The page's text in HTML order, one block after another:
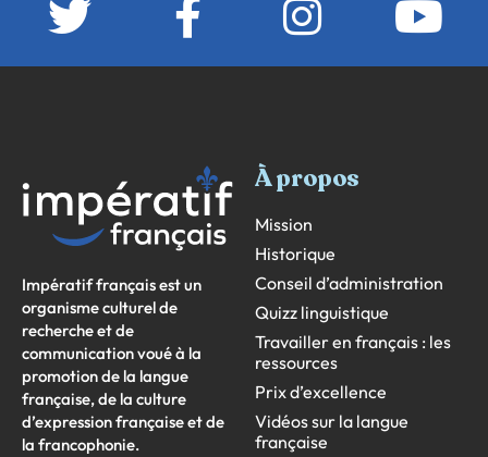
Impératif français est un
organisme culturel de
recherche et de
communication voué à la
promotion de la langue
française, de la culture
d’expression française et de
la francophonie.
À propos
Mission
Historique
Conseil d’administration
Quizz linguistique
Travailler en français : les
ressources
Prix d’excellence
Vidéos sur la langue
française